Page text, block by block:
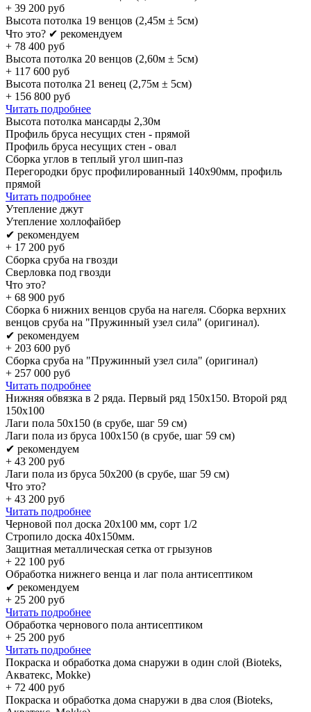
+ 39 200 руб
Высота потолка 19 венцов (2,45м ± 5см)
Что это? ✔ рекомендуем
+ 78 400 руб
Высота потолка 20 венцов (2,60м ± 5см)
+ 117 600 руб
Высота потолка 21 венец (2,75м ± 5см)
+ 156 800 руб
Читать подробнее
Высота потолка мансарды 2,30м
Профиль бруса несущих стен - прямой
Профиль бруса несущих стен - овал
Сборка углов в теплый угол шип-паз
Перегородки брус профилированный 140х90мм, профиль
прямой
Читать подробнее
Утепление джут
Утепление холлофайбер
✔ рекомендуем
+ 17 200 руб
Сборка сруба на гвозди
Сверловка под гвозди
Что это?
+ 68 900 руб
Сборка 6 нижних венцов сруба на нагеля. Сборка верхних
венцов сруба на "Пружинный узел сила" (оригинал).
✔ рекомендуем
+ 203 600 руб
Сборка сруба на "Пружинный узел сила" (оригинал)
+ 257 000 руб
Читать подробнее
Нижняя обвязка в 2 ряда. Первый ряд 150x150. Второй ряд
150x100
Лаги пола 50х150 (в срубе, шаг 59 см)
Лаги пола из бруса 100х150 (в срубе, шаг 59 см)
✔ рекомендуем
+ 43 200 руб
Лаги пола из бруса 50х200 (в срубе, шаг 59 см)
Что это?
+ 43 200 руб
Читать подробнее
Черновой пол доска 20х100 мм, сорт 1/2
Стропило доска 40x150мм.
Защитная металлическая сетка от грызунов
+ 22 100 руб
Обработка нижнего венца и лаг пола антисептиком
✔ рекомендуем
+ 25 200 руб
Читать подробнее
Обработка чернового пола антисептиком
+ 25 200 руб
Читать подробнее
Покраска и обработка дома снаружи в один слой (Bioteks,
Акватекс, Mokke)
+ 72 400 руб
Покраска и обработка дома снаружи в два слоя (Bioteks,